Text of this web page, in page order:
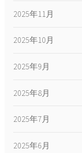
2025年11月
2025年10月
2025年9月
2025年8月
2025年7月
2025年6月